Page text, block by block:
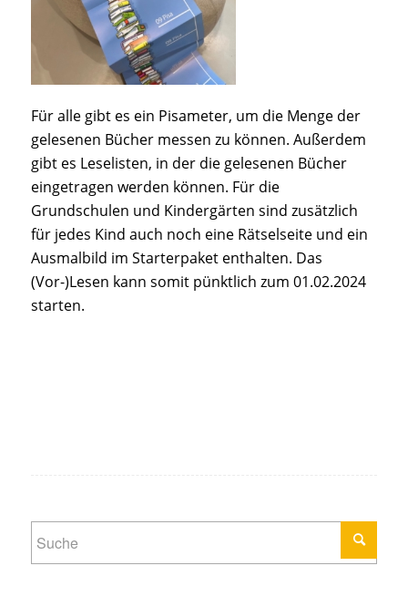
Für alle gibt es ein Pisameter, um die Menge der
gelesenen Bücher messen zu können. Außerdem
gibt es Leselisten, in der die gelesenen Bücher
eingetragen werden können. Für die
Grundschulen und Kindergärten sind zusätzlich
für jedes Kind auch noch eine Rätselseite und ein
Ausmalbild im Starterpaket enthalten. Das
(Vor-)Lesen kann somit pünktlich zum 01.02.2024
starten.